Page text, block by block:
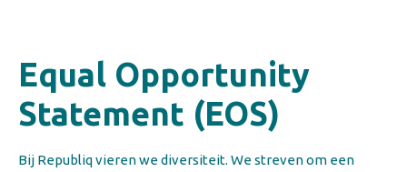
Equal Opportunity
Statement (EOS)
Bij Republiq vieren we diversiteit. We streven om een